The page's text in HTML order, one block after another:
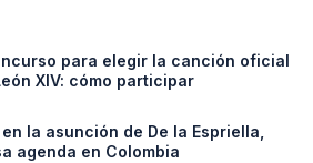
para elegir la canción oficial
XIV: cómo participar
la asunción de De la Espriella,
agenda en Colombia